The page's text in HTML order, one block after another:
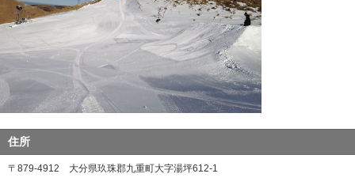
住所
〒879-4912 大分県玖珠郡九重町大字湯坪612-1